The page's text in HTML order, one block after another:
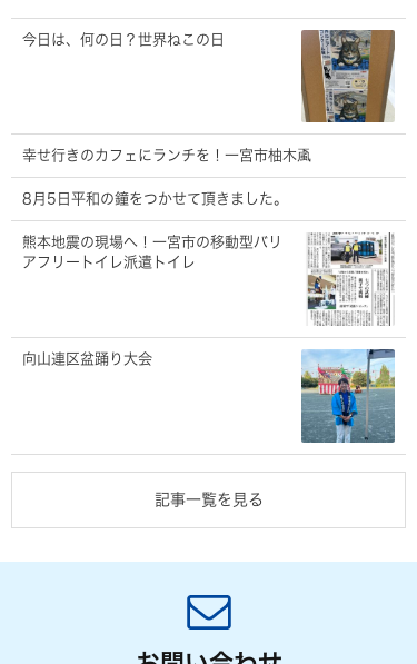
今日は、何の日？世界ねこの日
幸せ行きのカフェにランチを！一宮市柚木颪
8月5日平和の鐘をつかせて頂きました。
熊本地震の現場へ！一宮市の移動型バリ
アフリートイレ派遣トイレ
向山連区盆踊り大会
記事一覧を見る